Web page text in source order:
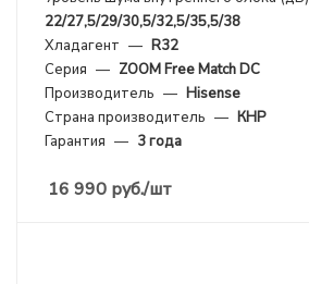
22/27,5/29/30,5/32,5/35,5/38
Хладагент — R32
Серия — ZOOM Free Match DC
Производитель — Hisense
Страна производитель — КНР
Гарантия — 3 года
16 990 руб./шт